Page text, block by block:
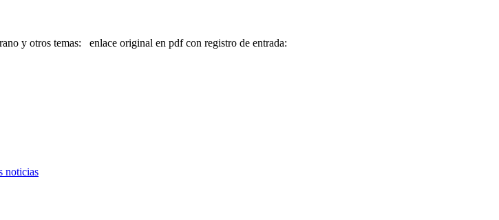
y otros temas: enlace original en pdf con registro de entrada:
noticias